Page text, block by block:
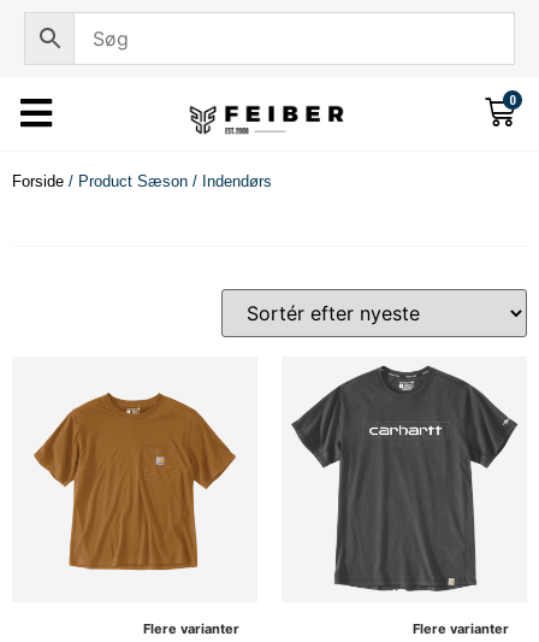
0
Forside / Product Sæson / Indendørs
Flere varianter Flere varianter